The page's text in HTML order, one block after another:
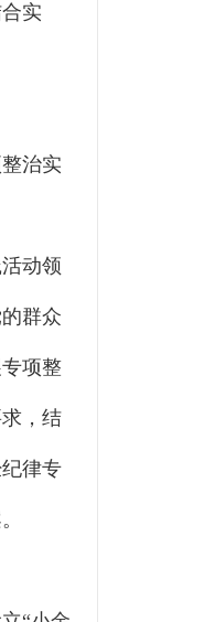
实
治实
动领
群众
项整
，结
律专